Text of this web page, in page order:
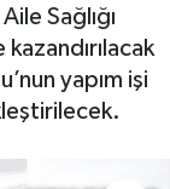
Sağlığı
yapım işi